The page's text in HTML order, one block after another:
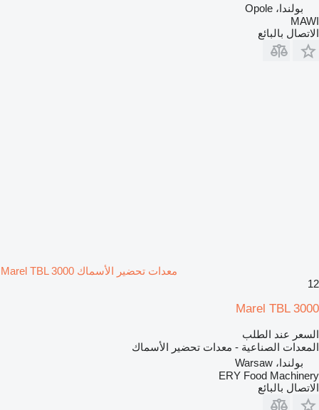
بولندا، Opole
MAWI
الاتصال بالبائع
معدات تحضير الأسماك Marel TBL 3000
12
Marel TBL 3000
السعر عند الطلب
المعدات الصناعية - معدات تحضير الأسماك
بولندا، Warsaw
ERY Food Machinery
الاتصال بالبائع